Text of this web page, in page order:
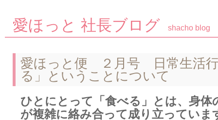
愛ほっと 社長ブログ shacho blog
愛ほっと便 ２月号 日常生活
る」ということについて
ひとにとって「食べる」とは、身体
が複雑に絡み合って成り立っていま